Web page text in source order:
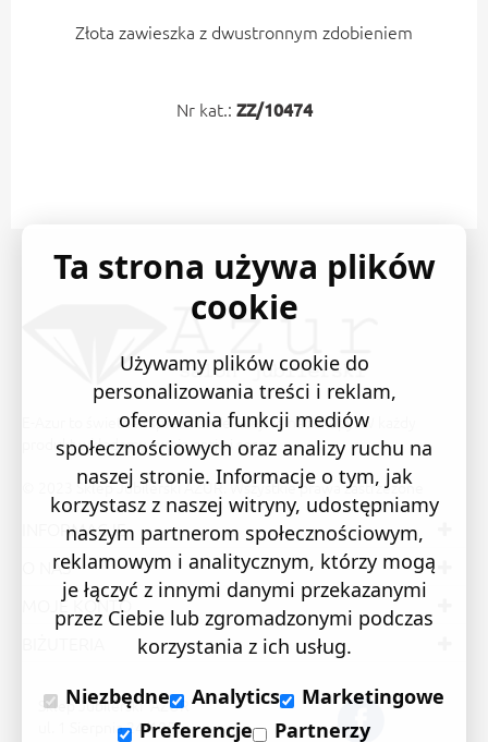
Złota zawieszka z dwustronnym zdobieniem
Nr kat.: ZZ/10474
E-Azur to świetne i sprawdzone miejsce na zakupy. W każdy
produkt wkładamy swoją pasję i serce.
© 2023 Sklep Jubilerski AZUR. Wszystkie prawa zastrzeżone
INFORMACJE
O NAS
MOJE KONTO
Sklep Jubilerski "AZUR"
ul. 1 Sierpnia 24/105
Ta strona używa plików
cookie
Używamy plików cookie do
personalizowania treści i reklam,
oferowania funkcji mediów
społecznościowych oraz analizy ruchu na
naszej stronie. Informacje o tym, jak
korzystasz z naszej witryny, udostępniamy
naszym partnerom społecznościowym,
reklamowym i analitycznym, którzy mogą
je łączyć z innymi danymi przekazanymi
przez Ciebie lub zgromadzonymi podczas
korzystania z ich usług.
Niezbędne
Analytics
Marketingowe
Preferencje
Partnerzy